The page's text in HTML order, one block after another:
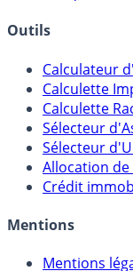
Banques &
Outils
Calculateur
Calculette
Calculette
Sélecteur
Sélecteur
Crédit
Mentions